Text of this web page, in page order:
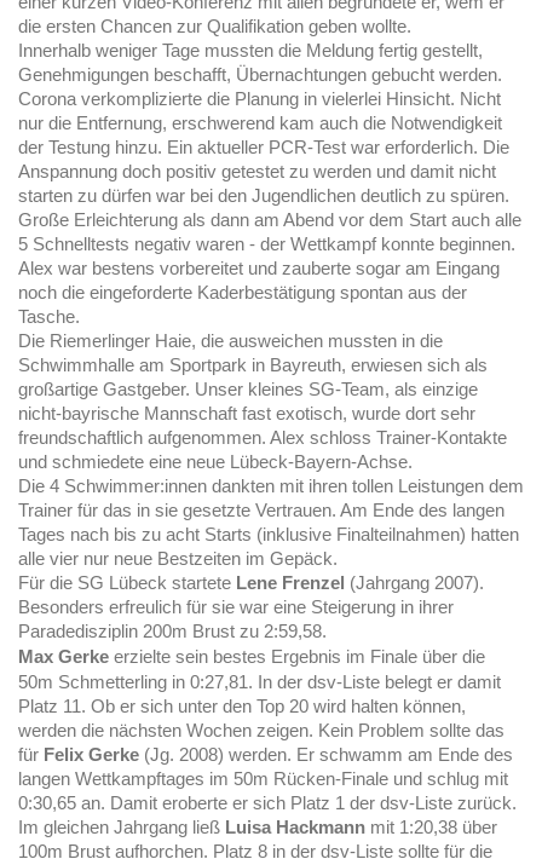
die ersten Chancen zur Qualifikation geben wollte.
Innerhalb weniger Tage mussten die Meldung fertig gestellt,
Genehmigungen beschafft, Übernachtungen gebucht werden.
Corona verkomplizierte die Planung in vielerlei Hinsicht. Nicht
nur die Entfernung, erschwerend kam auch die Notwendigkeit
der Testung hinzu. Ein aktueller PCR-Test war erforderlich. Die
Anspannung doch positiv getestet zu werden und damit nicht
starten zu dürfen war bei den Jugendlichen deutlich zu spüren.
Große Erleichterung als dann am Abend vor dem Start auch alle
5 Schnelltests negativ waren - der Wettkampf konnte beginnen.
Alex war bestens vorbereitet und zauberte sogar am Eingang
noch die eingeforderte Kaderbestätigung spontan aus der
Tasche.
Die Riemerlinger Haie, die ausweichen mussten in die
Schwimmhalle am Sportpark in Bayreuth, erwiesen sich als
großartige Gastgeber. Unser kleines SG-Team, als einzige
nicht-bayrische Mannschaft fast exotisch, wurde dort sehr
freundschaftlich aufgenommen. Alex schloss Trainer-Kontakte
und schmiedete eine neue Lübeck-Bayern-Achse.
Die 4 Schwimmer:innen dankten mit ihren tollen Leistungen dem
Trainer für das in sie gesetzte Vertrauen. Am Ende des langen
Tages nach bis zu acht Starts (inklusive Finalteilnahmen) hatten
alle vier nur neue Bestzeiten im Gepäck.
Für die SG Lübeck startete Lene Frenzel (Jahrgang 2007).
Besonders erfreulich für sie war eine Steigerung in ihrer
Paradedisziplin 200m Brust zu 2:59,58.
Max Gerke erzielte sein bestes Ergebnis im Finale über die
50m Schmetterling in 0:27,81. In der dsv-Liste belegt er damit
Platz 11. Ob er sich unter den Top 20 wird halten können,
werden die nächsten Wochen zeigen. Kein Problem sollte das
für Felix Gerke (Jg. 2008) werden. Er schwamm am Ende des
langen Wettkampftages im 50m Rücken-Finale und schlug mit
0:30,65 an. Damit eroberte er sich Platz 1 der dsv-Liste zurück.
Im gleichen Jahrgang ließ Luisa Hackmann mit 1:20,38 über
100m Brust aufhorchen. Platz 8 in der dsv-Liste sollte für die